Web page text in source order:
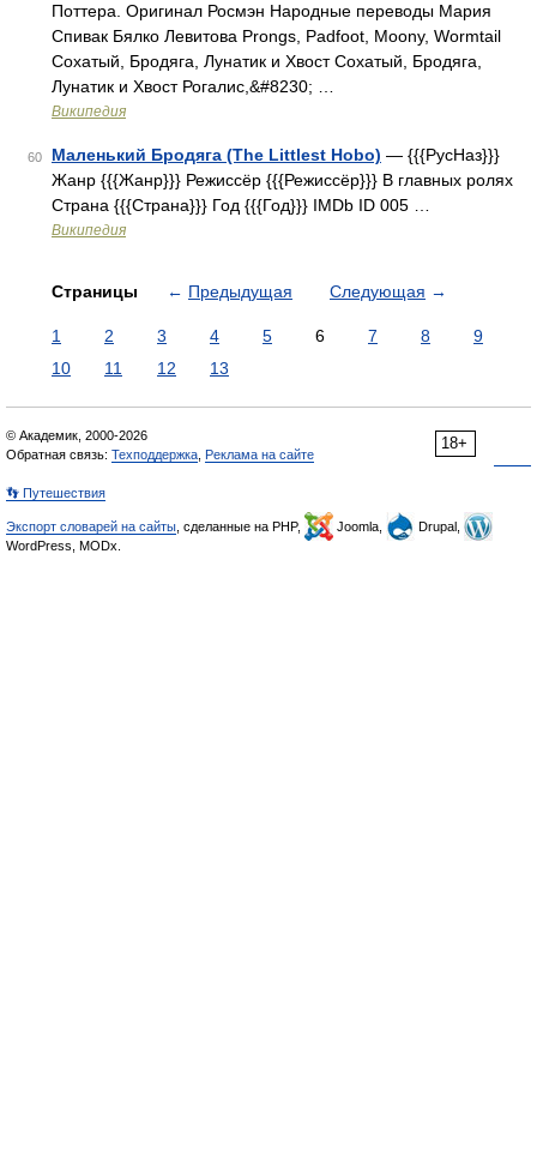
Поттера. Оригинал Росмэн Народные переводы Мария
Спивак Бялко Левитова Prongs, Padfoot, Moony, Wormtail
Сохатый, Бродяга, Лунатик и Хвост Сохатый, Бродяга,
Лунатик и Хвост Рогалис,&#8230; …
Википедия
60 Маленький Бродяга (The Littlest Hobo) — {{{РусНаз}}}
Жанр {{{Жанр}}} Режиссёр {{{Режиссёр}}} В главных ролях
Страна {{{Страна}}} Год {{{Год}}} IMDb ID 005 …
Википедия
Страницы ← Предыдущая Следующая →
1 2 3 4 5 6 7 8
9
10
11 12 13
18+
© Академик, 2000-2026
Обратная связь: Техподдержка Реклама на сайте
👣 Путешествия
Экспорт словарей на сайты , сделанные на PHP, Joomla,
Drupal,
WordPress, MODx.